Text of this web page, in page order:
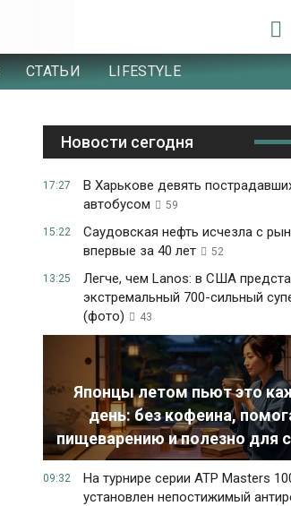
СТАТЬИ LIFESTYLE
Новости сегодня
17:27
В Харькове девять
автобусом
59
15:22
Саудовская нефть исчезла с
впервые за 40 лет
52
13:25
Легче, чем Lanos: в США
экстремальный 700-сильный
(фото)
43
Японцы летом пьют это
день: без кофеина,
пищеварению и полезно для
09:32
На турнире серии ATP Masters
установлен непостижимый